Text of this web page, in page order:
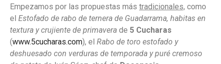
Empezamos por las propuestas más tradicionales, como
el Estofado de rabo de ternera de Guadarrama, habitas en
textura y crujiente de primavera de 5 Cucharas
(www.5cucharas.com), el Rabo de toro estofado y
deshuesado con verduras de temporada y puré cremoso